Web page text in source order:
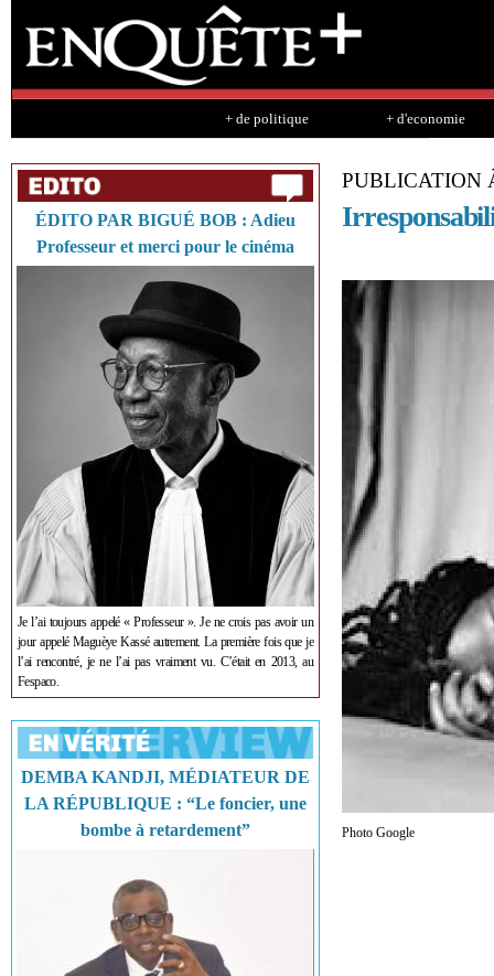
+ de politique + d'economie
ÉDITO PAR BIGUÉ BOB : Adieu
Professeur et merci pour le cinéma
Je l’ai toujours appelé « Professeur ». Je ne crois pas avoir un
jour appelé Maguèye Kassé autrement. La première fois que je
l’ai rencontré, je ne l’ai pas vraiment vu. C’était en 2013, au
Fespaco.
DEMBA KANDJI, MÉDIATEUR DE
LA RÉPUBLIQUE : “Le foncier, une
bombe à retardement”
PUBLICATION
Photo Google